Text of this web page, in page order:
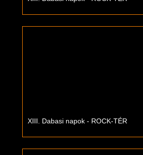
XIII. Dabasi napok - ROCK-TÉR